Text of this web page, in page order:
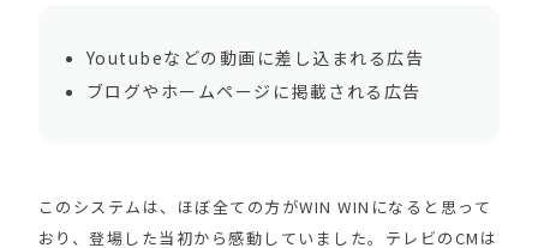
Youtubeなどの動画に差し込まれる広告
ブログやホームページに掲載される広告
このシステムは、ほぼ全ての方がWIN WINになると思って
おり、登場した当初から感動していました。テレビのCMは